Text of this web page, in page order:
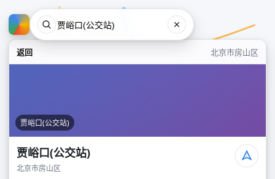
返回 北京市房山区
贾峪口(公交站)
贾峪口(公交站)
北京市房山区